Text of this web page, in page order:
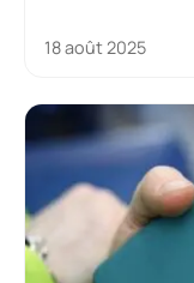
18 août 2025